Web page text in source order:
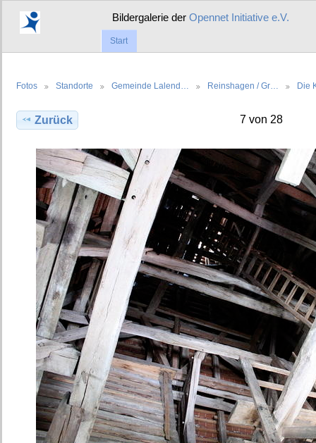
Bildergalerie derOpennet Initiative e.V.
Start
Fotos Standorte Gemeinde Lalend… Reinshagen / Gr… Die
Zurück 7 von 28